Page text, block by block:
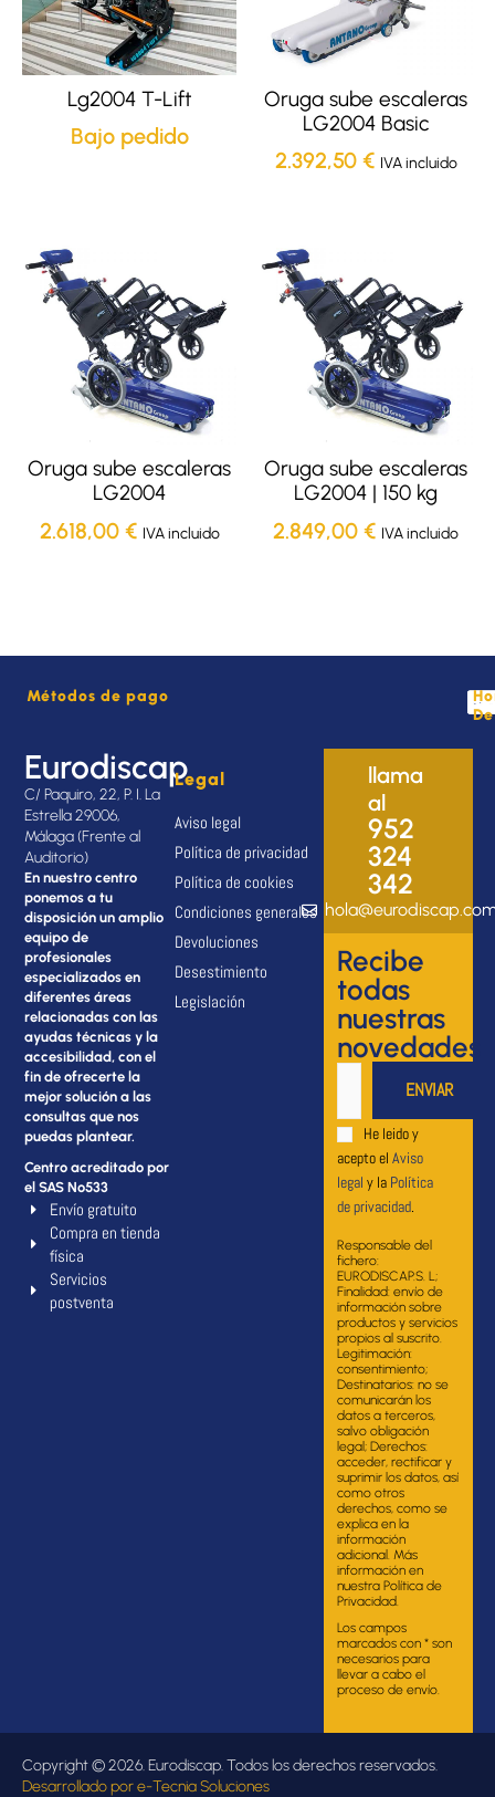
Lg2004 T-Lift
Bajo pedido
Oruga sube escaleras
LG2004 Basic
2.392,50 € IVA incluido
Oruga sube escaleras
LG2004
2.618,00 € IVA incluido
Oruga sube escaleras
LG2004 | 150 kg
2.849,00 € IVA incluido
Métodos de pago
Eurodiscap
C/ Paquiro, 22, P. I. La
Estrella 29006,
Málaga (Frente al
Auditorio)
En nuestro centro
ponemos a tu
disposición un amplio
equipo de
profesionales
especializados en
diferentes áreas
relacionadas con las
ayudas técnicas y la
accesibilidad, con el
fin de ofrecerte la
mejor solución a las
consultas que nos
puedas plantear.
Centro acreditado por
el SAS Nº533
Envío gratuito
Compra en tienda
física
Servicios
postventa
Legal
Aviso legal
Política de privacidad
Política de cookies
Condiciones generales
Devoluciones
Desestimiento
Legislación
llama
al
952
324
342
Recibe
todas
nuestras
novedades
He leido y
acepto el Aviso
legal y la Política
de privacidad.
Responsable del
fichero:
EURODISCAP.S. L;
Finalidad: envío de
información sobre
productos y servicios
propios al suscrito.
Legitimación:
consentimiento;
Destinatarios: no se
comunicarán los
datos a terceros,
salvo obligación
legal; Derechos:
acceder, rectificar y
suprimir los datos, así
como otros
derechos, como se
explica en la
información
adicional. Más
información en
nuestra Política de
Privacidad.
Los campos
marcados con * son
necesarios para
llevar a cabo el
proceso de envío.
Copyright © 2026. Eurodiscap. Todos los derechos reservados.
Desarrollado pore-Tecnia Soluciones